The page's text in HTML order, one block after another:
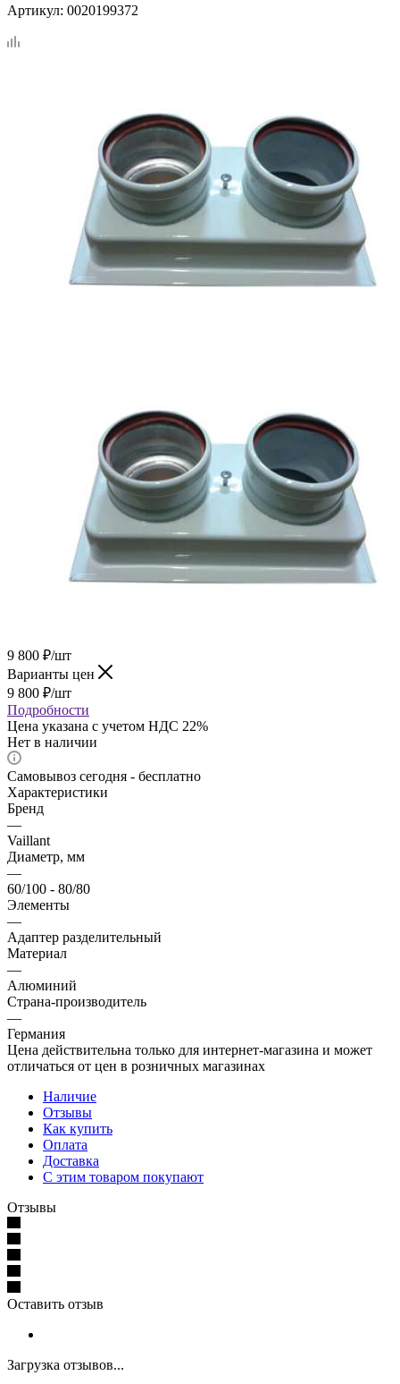
Артикул: 0020199372
9 800 ₽/шт
Варианты цен
9 800 ₽/шт
Подробности
Цена указана с учетом НДС 22%
Нет в наличии
Самовывоз сегодня - бесплатно
Характеристики
Бренд
—
Vaillant
Диаметр, мм
—
60/100 - 80/80
Элементы
—
Адаптер разделительный
Материал
—
Алюминий
Страна-производитель
—
Германия
Цена действительна только для интернет-магазина и может
отличаться от цен в розничных магазинах
Наличие
Отзывы
Как купить
Оплата
Доставка
С этим товаром покупают
Отзывы
Оставить отзыв
Загрузка отзывов...